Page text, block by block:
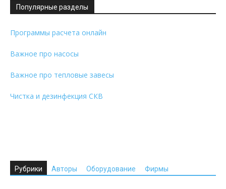
Популярные разделы
Программы расчета онлайн
Важное про насосы
Важное про тепловые завесы
Чистка и дезинфекция СКВ
Рубрики Авторы Оборудование Фирмы